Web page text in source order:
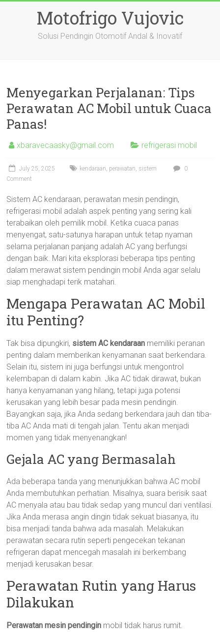
Motofrigo Vujovic
Solusi Pendingin Otomotif Andal & Inovatif
Menyegarkan Perjalanan: Tips
Perawatan AC Mobil untuk Cuaca
Panas!
xbaravecaasky@gmail.com refrigerasi mobil
July 25, 2025 kendaraan, perawatan, sistem
0
Comment
Sistem AC kendaraan, perawatan mesin pendingin,
refrigerasi mobil adalah aspek penting yang sering kali
terabaikan oleh pemilik mobil. Ketika cuaca panas
menyengat, satu-satunya harapan untuk tetap nyaman
selama perjalanan panjang adalah AC yang berfungsi
dengan baik. Mari kita eksplorasi beberapa tips penting
dalam merawat sistem pendingin mobil Anda agar selalu
siap menghadapi terik matahari.
Mengapa Perawatan AC Mobil
itu Penting?
Tak bisa dipungkiri, sistem AC kendaraan memiliki peranan
penting dalam memberikan kenyamanan saat berkendara.
Selain itu, sistem ini juga berfungsi untuk mengontrol
kelembapan di dalam kabin. Jika AC tidak dirawat, bukan
hanya kenyamanan yang hilang, tetapi juga potensi
kerusakan yang lebih besar pada mesin pendingin.
Bayangkan saja, jika Anda sedang berkendara jauh dan tiba-
tiba AC Anda mati di tengah jalan. Tentu akan menjadi
momen yang tidak menyenangkan!
Gejala AC yang Bermasalah
Ada beberapa tanda yang menunjukkan bahwa AC mobil
Anda membutuhkan perhatian. Misalnya, suara berisik saat
AC menyala atau bau tidak sedap yang muncul dari ventilasi.
Jika Anda merasa angin dingin tidak sekuat biasanya, itu
bisa menjadi tanda bahwa ada masalah. Melakukan
perawatan secara rutin seperti pengecekan tekanan
refrigeran dapat mencegah masalah ini berkembang
menjadi kerusakan besar.
Perawatan Rutin yang Harus
Dilakukan
Perawatan mesin pendingin mobil tidak harus rumit.